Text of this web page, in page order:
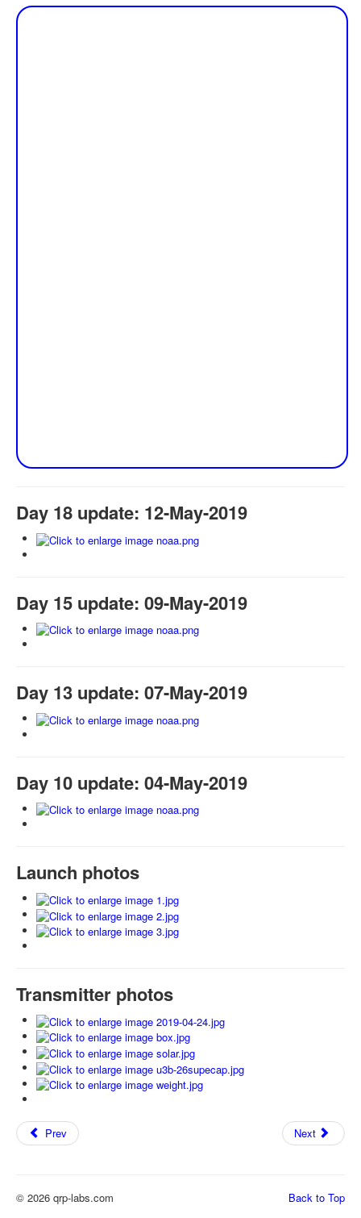
Day 18 update: 12-May-2019
Day 15 update: 09-May-2019
Day 13 update: 07-May-2019
Day 10 update: 04-May-2019
Launch photos
Transmitter photos
Prev Next
Back to Top
© 2026 qrp-labs.com